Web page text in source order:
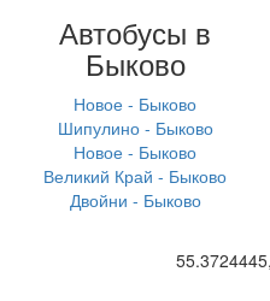
Автобусы в
Быково
Новое - Быково
Шипулино - Быково
Новое - Быково
Великий Край - Быково
Двойни - Быково